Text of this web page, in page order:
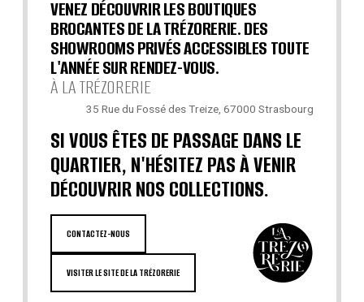
VENEZ DÉCOUVRIR LES BOUTIQUES
BROCANTES DE LA TRÉZORERIE. DES
SHOWROOMS PRIVÉS ACCESSIBLES TOUTE
L'ANNÉE SUR RENDEZ-VOUS.
À LA TRÉZORERIE
35 Rue du Fossé des Treize, 67000 Strasbourg
SI VOUS ÊTES DE PASSAGE DANS LE
QUARTIER, N'HÉSITEZ PAS À VENIR
DÉCOUVRIR NOS COLLECTIONS.
CONTACTEZ-NOUS
VISITER LE SITE DE LA TRÉZORERIE